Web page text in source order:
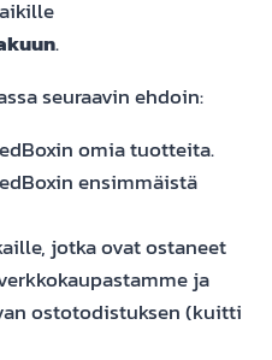
.
seuraavin ehdoin:
omia tuotteita.
ensimmäistä
jotka ovat ostaneet
ja
ostotodistuksen (kuitti